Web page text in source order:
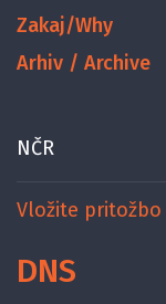
Zakaj/Why
Arhiv / Archive
NČR
Vložite pritožbo
DNS